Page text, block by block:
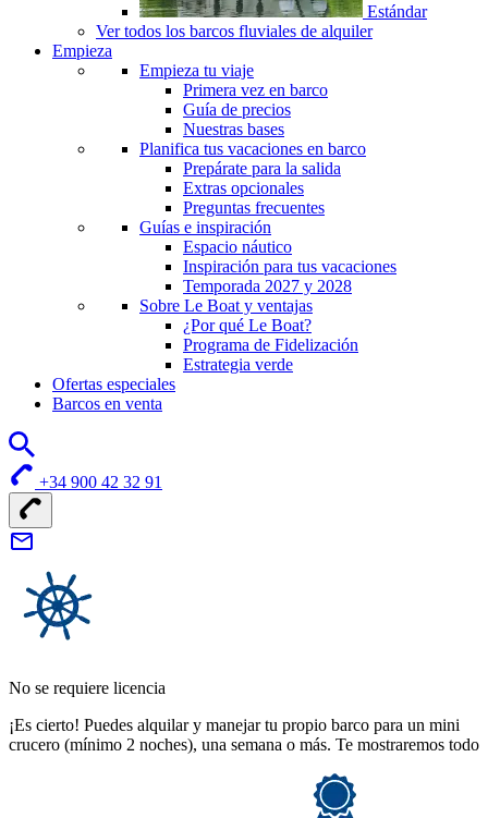
Estándar
Ver todos los barcos fluviales de alquiler
Empieza
Empieza tu viaje
Primera vez en barco
Guía de precios
Nuestras bases
Planifica tus vacaciones en barco
Prepárate para la salida
Extras opcionales
Preguntas frecuentes
Guías e inspiración
Espacio náutico
Inspiración para tus vacaciones
Temporada 2027 y 2028
Sobre Le Boat y ventajas
¿Por qué Le Boat?
Programa de Fidelización
Estrategia verde
Ofertas especiales
Barcos en venta
+34 900 42 32 91
No se requiere licencia
¡Es cierto! Puedes alquilar y manejar tu propio barco para un mini
crucero (mínimo 2 noches), una semana o más. Te mostraremos todo